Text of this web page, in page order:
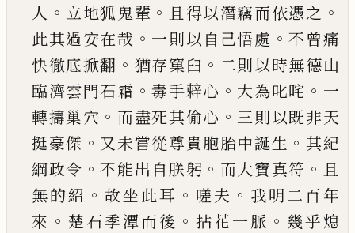
人 。 立地狐鬼輩 。 且得以潛竊而依憑之 。
此其過安在哉 。 一則以自己悟處 。不曾痛
快徹底掀翻 。 猶存窠臼 。 二則以時無德山
臨濟雲門石霜 。毒手辢心 。 大為叱咤 。 一
轉擣巢穴 。 而盡死其偷心 。 三則以既非天
挺豪傑 。 又未嘗從尊貴胞胎中誕生 。 其紀
綱政令 。不能出自朕躬 。 而大寶真符 。 且
無的紹 。 故坐此耳 。 嗟夫 。 我明二百年
來 。 楚石季潭而後 。 拈花一脈 。 幾乎熄